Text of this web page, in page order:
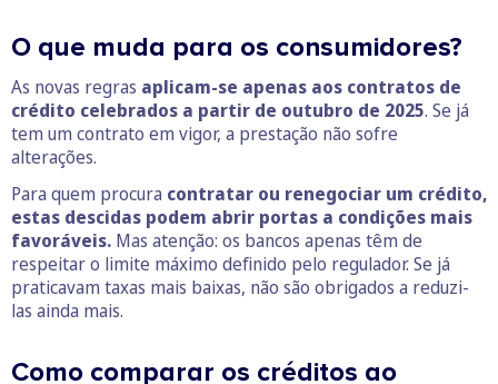
O que muda para os consumidores?
As novas regras aplicam-se apenas aos contratos de
crédito celebrados a partir de outubro de 2025. Se já
tem um contrato em vigor, a prestação não sofre
alterações.
Para quem procura contratar ou renegociar um crédito,
estas descidas podem abrir portas a condições mais
favoráveis. Mas atenção: os bancos apenas têm de
respeitar o limite máximo definido pelo regulador. Se já
praticavam taxas mais baixas, não são obrigados a reduzi-
las ainda mais.
Como comparar os créditos ao